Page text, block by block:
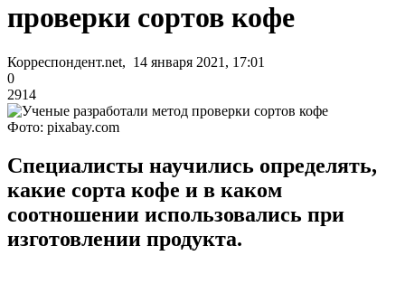
проверки сортов кофе
Корреспондент.net, 14 января 2021, 17:01
0
2914
Фото: pixabay.com
Специалисты научились определять,
какие сорта кофе и в каком
соотношении использовались при
изготовлении продукта.